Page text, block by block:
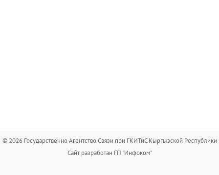
© 2026 Государственно Агентство Связи при ГКИТиС Кыргызской Республики
Сайт разработан ГП "Инфоком"